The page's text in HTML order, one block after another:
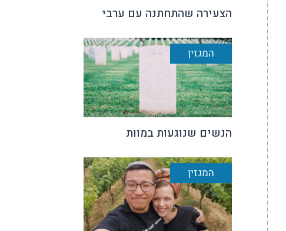
הצעירה שהתחתנה עם ערבי
המגזין
הנשים שנוגעות במוות
המגזין